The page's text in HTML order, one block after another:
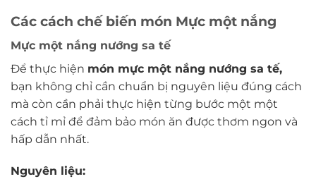
Các cách chế biến món Mực một nắng
Mực một nắng nướng sa tế
Để thực hiện món mực một nắng nướng sa tế,
bạn không chỉ cần chuẩn bị nguyên liệu đúng cách
mà còn cần phải thực hiện từng bước một một
cách tỉ mỉ để đảm bảo món ăn được thơm ngon và
hấp dẫn nhất.
Nguyên liệu: